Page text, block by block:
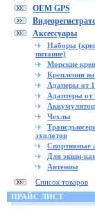
OEM GPS
Аксессуары
Наборы
питание)
Морские
Крепления
Адаперы от
Адаптеры от
Чехлы
эхолотов
Спортивные
Для экшн-
Антенны
Список товаров
ПРАЙС ЛИСТ